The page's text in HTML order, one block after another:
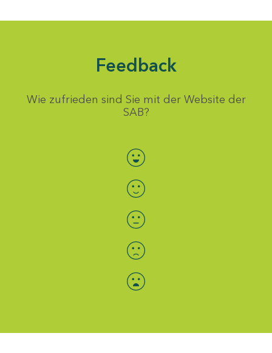
Feedback
Wie zufrieden sind Sie mit der Website der
SAB?
Bewertung auswählen